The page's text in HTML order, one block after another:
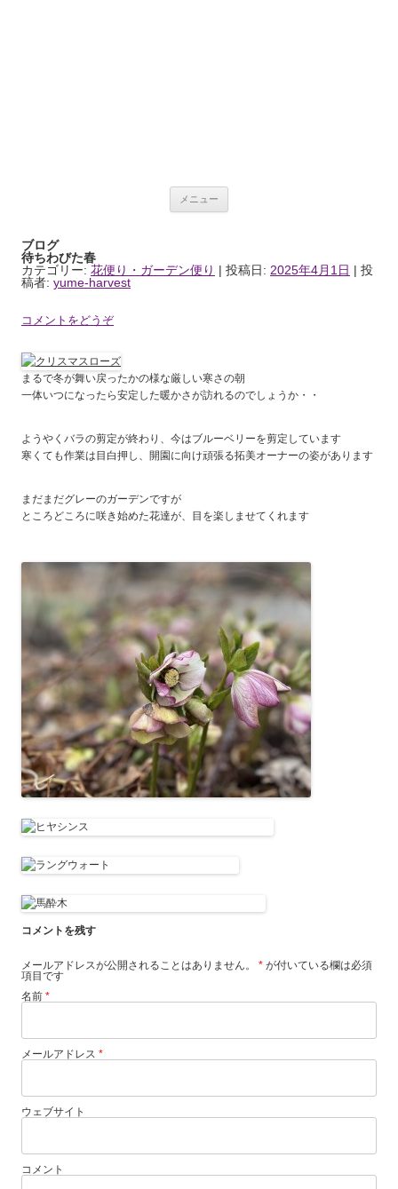
ログ
メニュー
ブログ
待ちわびた春
カテゴリー: 花便り・ガーデン便り | 投稿日: 2025年4月1日 | 投
稿者: yume-harvest
コメントをどうぞ
まるで冬が舞い戻ったかの様な厳しい寒さの朝
一体いつになったら安定した暖かさが訪れるのでしょうか・・
ようやくバラの剪定が終わり、今はブルーベリーを剪定しています
寒くても作業は目白押し、開園に向け頑張る拓美オーナーの姿があります
まだまだグレーのガーデンですが
ところどころに咲き始めた花達が、目を楽しませてくれます
コメントを残す
メールアドレスが公開されることはありません。 * が付いている欄は必須
項目です
名前 *
メールアドレス *
ウェブサイト
コメント